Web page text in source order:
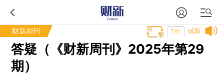
财新周刊 试听
T中
答疑（《财新周刊》2025年第29
期）